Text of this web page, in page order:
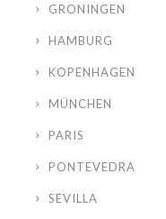
GRONINGEN
HAMBURG
KOPENHAGEN
MÜNCHEN
PARIS
PONTEVEDRA
SEVILLA